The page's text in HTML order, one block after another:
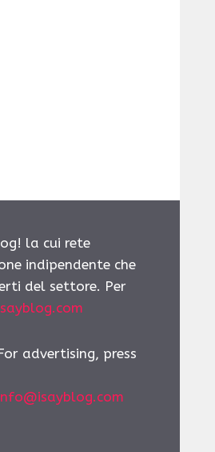
la cui rete
indipendente che
del settore. Per
advertising, press